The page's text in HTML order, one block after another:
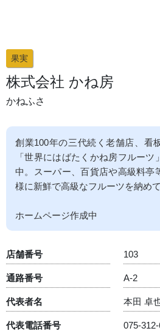
果実
株式会社 かね房
かねふさ
創業100年の三代続く老舗店、看
「世界にはばたくかね房フルー
中。スーパー、百貨店や高級料亭
様に新鮮で高級なフルーツを納めて
ホームページ作成中
店舗番号 103
通路番号 A-2
代表者名 本田 卓
代表電話番号 075-